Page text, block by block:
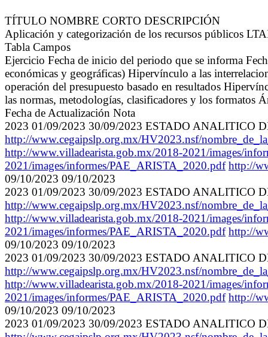
TÍTULO NOMBRE CORTO DESCRIPCIÓN
Aplicación y categorización de los recursos públicos
Tabla Campos
Ejercicio Fecha de inicio del periodo que se informa
económicas y geográficas) Hipervínculo a las
operación del presupuesto basado en resultados
las normas, metodologías, clasificadores y los formatos
Fecha de Actualización Nota
2023 01/09/2023 30/09/2023 ESTADO ANALITICO
http://www.cegaipslp.org.mx/HV2023.nsf/
http://www.villadearista.gob.mx/2018-2021/images/
2021/images/informes/PAE_ARISTA_2020.pdf http://
09/10/2023 09/10/2023
2023 01/09/2023 30/09/2023 ESTADO ANALITICO
http://www.cegaipslp.org.mx/HV2023.nsf/
http://www.villadearista.gob.mx/2018-2021/images/
2021/images/informes/PAE_ARISTA_2020.pdf http://
09/10/2023 09/10/2023
2023 01/09/2023 30/09/2023 ESTADO ANALITICO
http://www.cegaipslp.org.mx/HV2023.nsf/
http://www.villadearista.gob.mx/2018-2021/images/
2021/images/informes/PAE_ARISTA_2020.pdf http://
09/10/2023 09/10/2023
2023 01/09/2023 30/09/2023 ESTADO ANALITICO